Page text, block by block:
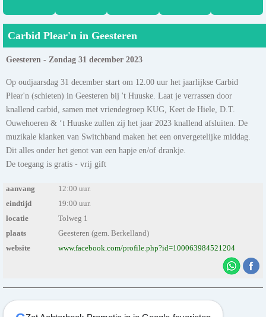
Carbid Plear'n in Geesteren
Geesteren - Zondag 31 december 2023
Op oudjaarsdag 31 december start om 12.00 uur het jaarlijkse Carbid
Plear'n (schieten) in Geesteren bij 't Huuske. Laat je verrassen door
knallend carbid, samen met vriendegroep KUG, Keet de Hiele, D.T.
Ouwehoeren & ‘t Huuske zullen zij het jaar 2023 knallend afsluiten. De
muzikale klanken van Switchband maken het een onvergetelijke middag.
Dit alles onder het genot van een hapje en/of drankje.
De toegang is gratis - vrij gift
aanvang
12:00 uur.
eindtijd
19:00 uur.
locatie
Tolweg 1
plaats
Geesteren (gem. Berkelland)
website
www.facebook.com/profile.php?id=100063984521204